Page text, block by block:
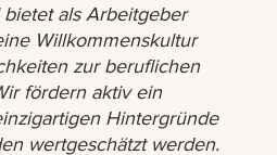
als Arbeitgeber
Willkommenskultur
zur beruflichen
fördern aktiv ein
Hintergründe
wertgeschätzt werden.